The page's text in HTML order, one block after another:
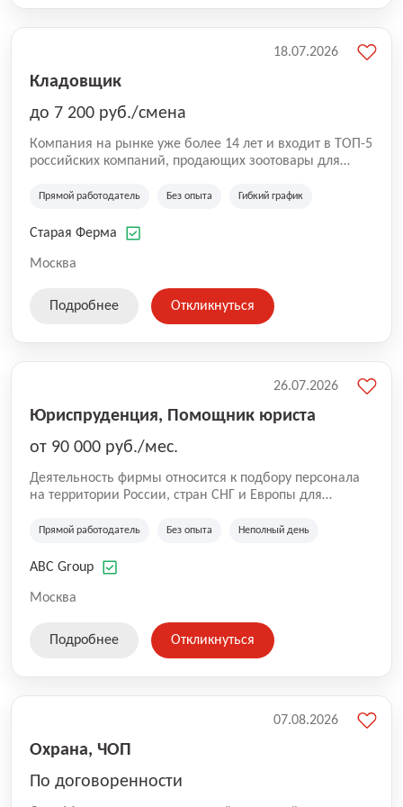
Кладовщик
до 7 200 руб./смена
Компания на рынке уже более 14 лет и входит в ТОП-5
российских компаний, продающих зоотовары для
компания владеет 5 розничными магазинами, а также
России (Wildberries, Ozon, Яндекс. Маркет и
на глобальной доставке товаров по всей территории
SKU, премиальные бренды кормов и собственные
Прямой работодатель Без опыта Гибкий график
Старая Ферма
Москва
18.07.2026
Подробнее Откликнуться
Юриспруденция, Помощник юриста
от 90 000 руб./мес.
Деятельность фирмы относится к подбору персонала
на территории России, стран СНГ и Европы для
культуре и развлечениям, информационным
Прямой работодатель Без опыта Неполный день
ABC Group
Москва
26.07.2026
Подробнее Откликнуться
Охрана, ЧОП
По договоренности
07.08.2026